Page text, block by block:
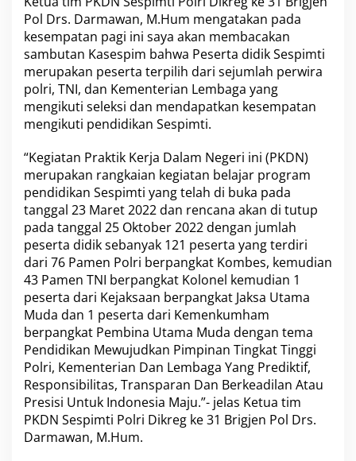
Pol Drs. Darmawan, M.Hum mengatakan pada
kesempatan pagi ini saya akan membacakan
sambutan Kasespim bahwa Peserta didik Sespimti
merupakan peserta terpilih dari sejumlah perwira
polri, TNI, dan Kementerian Lembaga yang
mengikuti seleksi dan mendapatkan kesempatan
mengikuti pendidikan Sespimti.
“Kegiatan Praktik Kerja Dalam Negeri ini (PKDN)
merupakan rangkaian kegiatan belajar program
pendidikan Sespimti yang telah di buka pada
tanggal 23 Maret 2022 dan rencana akan di tutup
pada tanggal 25 Oktober 2022 dengan jumlah
peserta didik sebanyak 121 peserta yang terdiri
dari 76 Pamen Polri berpangkat Kombes, kemudian
43 Pamen TNI berpangkat Kolonel kemudian 1
peserta dari Kejaksaan berpangkat Jaksa Utama
Muda dan 1 peserta dari Kemenkumham
berpangkat Pembina Utama Muda dengan tema
Pendidikan Mewujudkan Pimpinan Tingkat Tinggi
Polri, Kementerian Dan Lembaga Yang Prediktif,
Responsibilitas, Transparan Dan Berkeadilan Atau
Presisi Untuk Indonesia Maju.”- jelas Ketua tim
PKDN Sespimti Polri Dikreg ke 31 Brigjen Pol Drs.
Darmawan, M.Hum.